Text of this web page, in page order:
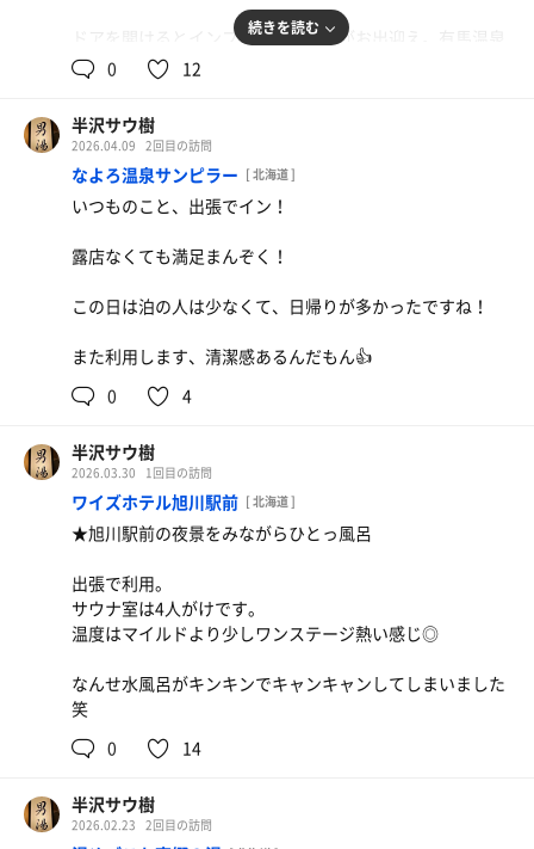
ドアを開けるとインフィニティ風呂がお出迎え。有馬温泉
色の薄黄金色が気持ちいいこと。
そして奥のサウナ。セルフロウリュという嬉しい誤算👍
最上段はめちゃくちゃあっちい、さいこー！
水風呂はグルシン出前で、私以外だれも入っておらず笑
が吹き抜けない作りで身体が冷えないのはよく考えられと
続きを読む
0 12
半沢サウ樹
2026.04.09 2回目の訪問
なよろ温泉サンピラー [ 北海道 ]
いつものこと、出張でイン！
露店なくても満足まんぞく！
この日は泊の人は少なくて、日帰りが多かったですね！
また利用します、清潔感あるんだもん👍
0
4
半沢サウ樹
2026.03.30 1回目の訪問
ワイズホテル旭川駅前 [ 北海道 ]
★旭川駅前の夜景をみながらひとっ風呂
出張で利用。
サウナ室は4人がけです。
温度はマイルドより少しワンステージ熱い感じ◎
なんせ水風呂がキンキンでキャンキャンしてしまいました
笑
0
14
半沢サウ樹
2026.02.23 2回目の訪問